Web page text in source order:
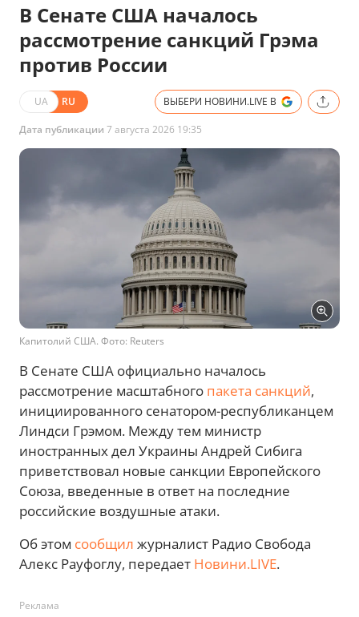
В Сенате США началось
рассмотрение санкций Грэма
против России
UA RU ВЫБЕРИ НОВИНИ.LIVE В
Дата публикации 7 августа 2026 19:35
Капитолий США. Фото: Reuters
В Сенате США официально началось
рассмотрение масштабного пакета санкций,
инициированного сенатором-республиканцем
Линдси Грэмом. Между тем министр
иностранных дел Украины Андрей Сибига
приветствовал новые санкции Европейского
Союза, введенные в ответ на последние
российские воздушные атаки.
Об этом сообщил журналист Радио Свобода
Алекс Рауфоглу, передает Новини.LIVE.
Реклама